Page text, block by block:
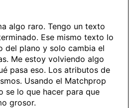
algo raro. Tengo un texto
Ese mismo texto lo
del plano y solo cambia el
Me estoy volviendo algo
pasa eso. Los atributos de
Usando el Matchprop
se lo que hacer para que
grosor.